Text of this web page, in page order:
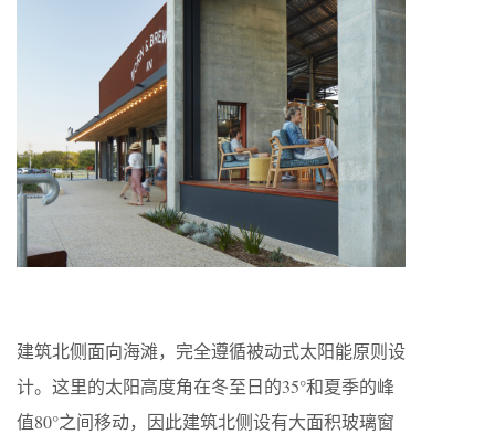
建筑北侧面向海滩，完全遵循被动式太阳能原则设
计。这里的太阳高度角在冬至日的35°和夏季的峰
值80°之间移动，因此建筑北侧设有大面积玻璃窗